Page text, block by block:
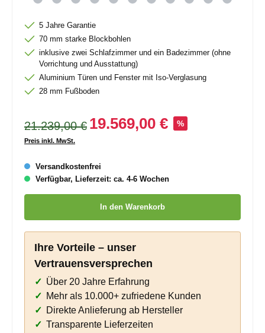
5 Jahre Garantie
70 mm starke Blockbohlen
inklusive zwei Schlafzimmer und ein Badezimmer (ohne
Vorrichtung und Ausstattung)
Aluminium Türen und Fenster mit Iso-Verglasung
28 mm Fußboden
21.239,00 € 19.569,00 € %
Preis inkl. MwSt.
Versandkostenfrei
Verfügbar, Lieferzeit: ca. 4-6 Wochen
In den Warenkorb
Ihre Vorteile – unser
Vertrauensversprechen
Über 20 Jahre Erfahrung
Mehr als 10.000+ zufriedene Kunden
Direkte Anlieferung ab Hersteller
Transparente Lieferzeiten